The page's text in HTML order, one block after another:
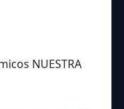
NUESTRA